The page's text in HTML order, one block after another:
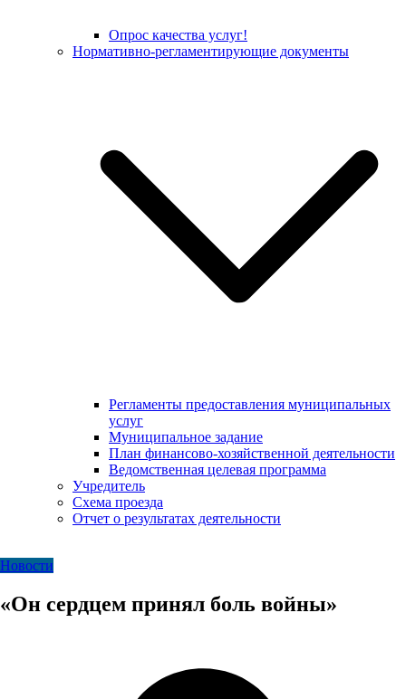
Опрос качества услуг!
Нормативно-регламентирующие документы
Регламенты предоставления муниципальных
услуг
Муниципальное задание
План финансово-хозяйственной деятельности
Ведомственная целевая программа
Учредитель
Схема проезда
Отчет о результатах деятельности
Новости
«Он сердцем принял боль войны»